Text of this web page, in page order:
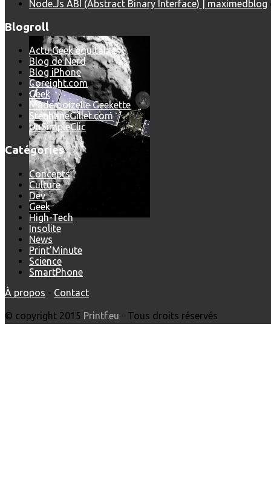
Node.Js ABI (Abstract Binary Interface) | maximedblog
Blogroll
Actu Geek équitable
Blog de Nerd
Blog iPhone
Coreight.com
Geek
Mademoizelle Geekette
StephaneGillet.com
UnSimpleClic
Catégories
Concepts
Culture
Dev
Geek
High-Tech
Insolite
News
Print'Minute
Science
SmartPhone
À propos - Contact
© copyright 2015 Printf.eu - Tous droits réservés